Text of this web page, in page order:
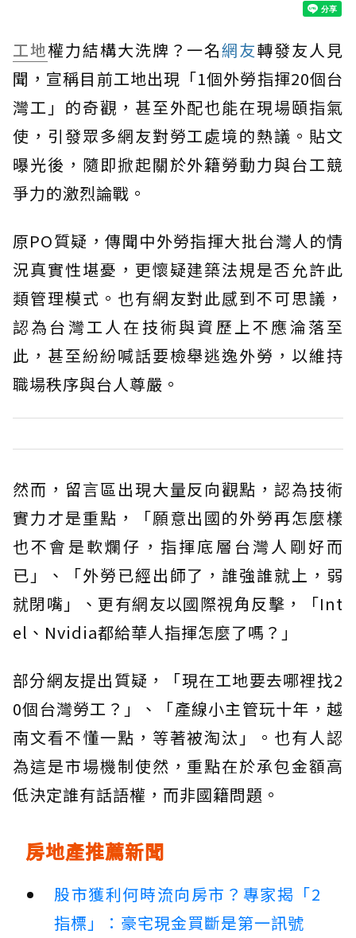
工地權力結構大洗牌？一名網友轉發友人見
聞，宣稱目前工地出現「1個外勞指揮20個台
灣工」的奇觀，甚至外配也能在現場頤指氣
使，引發眾多網友對勞工處境的熱議。貼文
曝光後，隨即掀起關於外籍勞動力與台工競
爭力的激烈論戰。
原PO質疑，傳聞中外勞指揮大批台灣人的情
況真實性堪憂，更懷疑建築法規是否允許此
類管理模式。也有網友對此感到不可思議，
認為台灣工人在技術與資歷上不應淪落至
此，甚至紛紛喊話要檢舉逃逸外勞，以維持
職場秩序與台人尊嚴。
然而，留言區出現大量反向觀點，認為技術
實力才是重點，「願意出國的外勞再怎麼樣
也不會是軟爛仔，指揮底層台灣人剛好而
已」、「外勞已經出師了，誰強誰就上，弱
就閉嘴」、更有網友以國際視角反擊，「Int
el、Nvidia都給華人指揮怎麼了嗎？」
部分網友提出質疑，「現在工地要去哪裡找2
0個台灣勞工？」、「產線小主管玩十年，越
南文看不懂一點，等著被淘汰」。也有人認
為這是市場機制使然，重點在於承包金額高
低決定誰有話語權，而非國籍問題。
房地產推薦新聞
股市獲利何時流向房市？專家揭「2
指標」：豪宅現金買斷是第一訊號